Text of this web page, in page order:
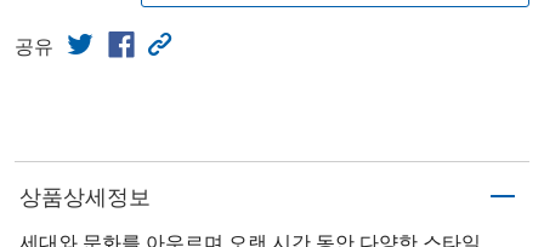
공유
상품상세정보